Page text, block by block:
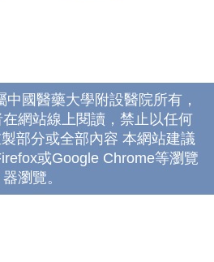
國醫藥大學附設醫院所有，
網站線上閱讀，禁止以任何
部分或全部內容 本網站建議
或Google Chrome等瀏覽
器瀏覽。